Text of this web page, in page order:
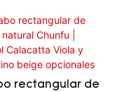
rectangular de